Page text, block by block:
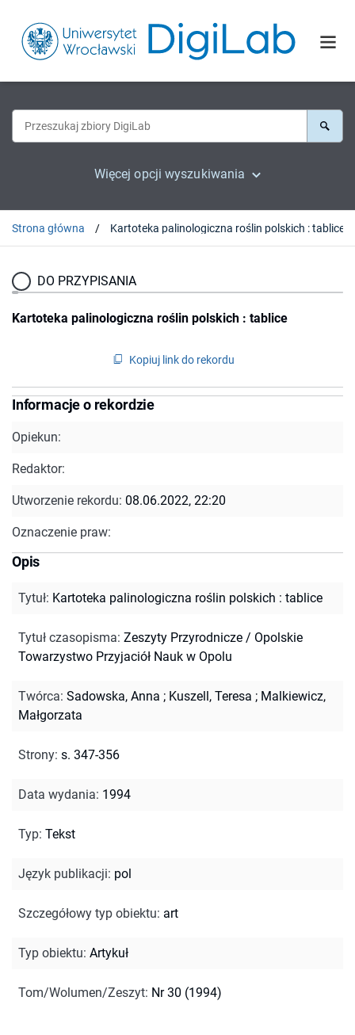
Więcej opcji wyszukiwania
Strona główna Kartoteka palinologiczna roślin polskich : tablice
DO PRZYPISANIA
Kartoteka palinologiczna roślin polskich : tablice
Kopiuj link do rekordu
Informacje o rekordzie
Opiekun:
Redaktor:
Utworzenie rekordu: 08.06.2022, 22:20
Oznaczenie praw:
Opis
Tytuł: Kartoteka palinologiczna roślin polskich : tablice
Tytuł czasopisma: Zeszyty Przyrodnicze / Opolskie
Towarzystwo Przyjaciół Nauk w Opolu
Twórca: Sadowska, Anna ; Kuszell, Teresa ; Malkiewicz,
Małgorzata
Strony: s. 347-356
Data wydania: 1994
Typ: Tekst
Język publikacji: pol
Szczegółowy typ obiektu: art
Typ obiektu: Artykuł
Tom/Wolumen/Zeszyt: Nr 30 (1994)